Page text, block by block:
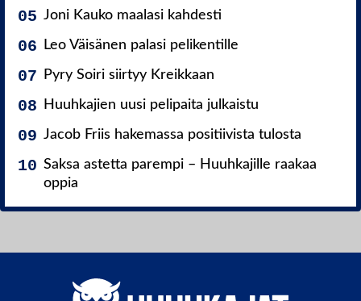
Joni Kauko maalasi kahdesti
Leo Väisänen palasi pelikentille
Pyry Soiri siirtyy Kreikkaan
Huuhkajien uusi pelipaita julkaistu
Jacob Friis hakemassa positiivista tulosta
Saksa astetta parempi – Huuhkajille raakaa
oppia